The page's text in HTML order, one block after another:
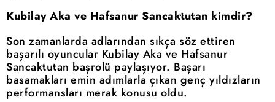
Kubilay Aka ve Hafsanur Sancaktutan kimdir?
Son zamanlarda adlarından sıkça söz ettiren
başarılı oyuncular Kubilay Aka ve Hafsanur
Sancaktutan başrolü paylaşıyor. Başarı
basamakları emin adımlarla çıkan genç yıldızların
performansları merak konusu oldu.